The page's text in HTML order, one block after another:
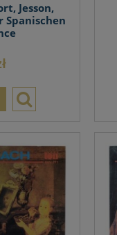
Jesson,
Spanischen